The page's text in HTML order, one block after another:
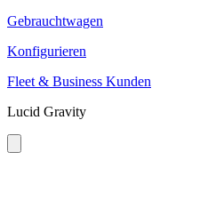
Gebrauchtwagen
Konfigurieren
Fleet & Business Kunden
Lucid Gravity